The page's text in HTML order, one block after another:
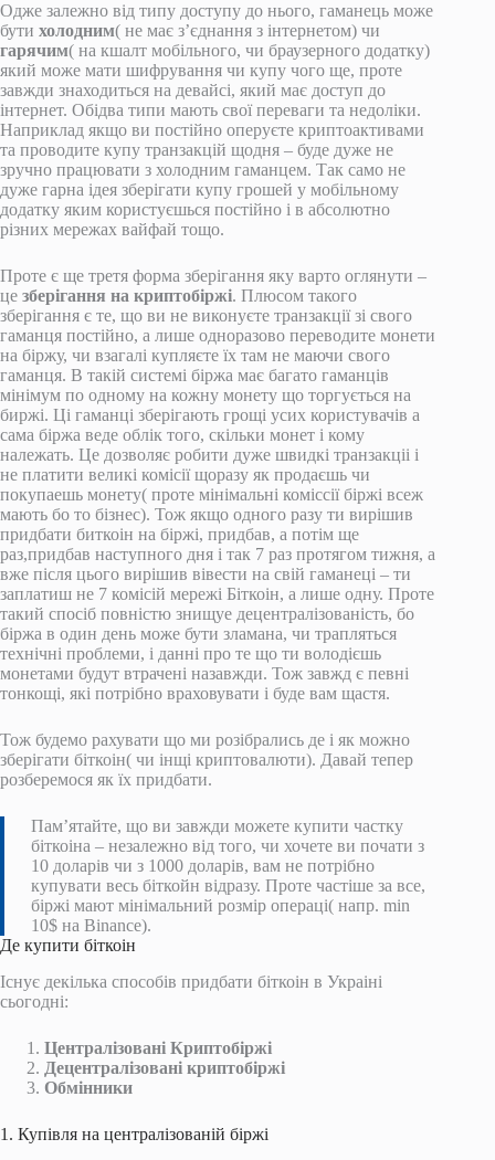
Одже залежно від типу доступу до нього, гаманець може
бути холодним( не має з’єднання з інтернетом) чи
гарячим( на кшалт мобільного, чи браузерного додатку)
який може мати шифрування чи купу чого ще, проте
завжди знаходиться на девайсі, який має доступ до
інтернет. Обідва типи мають свої переваги та недоліки.
Наприклад якщо ви постійно оперуєте криптоактивами
та проводите купу транзакцій щодня – буде дуже не
зручно працювати з холодним гаманцем. Так само не
дуже гарна ідея зберігати купу грошей у мобільному
додатку яким користуєшься постійно і в абсолютно
різних мережах вайфай тощо.
Проте є ще третя форма зберігання яку варто оглянути –
це зберігання на криптобіржі. Плюсом такого
зберігання є те, що ви не виконуєте транзакції зі свого
гаманця постійно, а лише одноразово переводите монети
на біржу, чи взагалі купляєте їх там не маючи свого
гаманця. В такій системі біржа має багато гаманців
мінімум по одному на кожну монету що торгується на
биржі. Ці гаманці зберігають грощі усих користувачів а
сама біржа веде облік того, скільки монет і кому
належать. Це дозволяє робити дуже швидкі транзакціі і
не платити великі комісії щоразу як продаєшь чи
покупаешь монету( проте мінімальні коміссії біржі всеж
мають бо то бізнес). Тож якщо одного разу ти вирішив
придбати биткоін на біржі, придбав, а потім ще
раз,придбав наступного дня і так 7 раз протягом тижня, а
вже після цього вирішив вівести на свій гаманеці – ти
заплатиш не 7 комісій мережі Біткоін, а лише одну. Проте
такий спосіб повністю знищуе децентралізованість, бо
біржа в один день може бути зламана, чи трапляться
технічні проблеми, і данні про те що ти володієшь
монетами будут втрачені назавжди. Тож завжд є певні
тонкощі, які потрібно враховувати і буде вам щастя.
Тож будемо рахувати що ми розібрались де і як можно
зберігати біткоін( чи інщі криптовалюти). Давай тепер
розберемося як їх придбати.
Пам’ятайте, що ви завжди можете купити частку
біткоіна – незалежно від того, чи хочете ви почати з
10 доларів чи з 1000 доларів, вам не потрібно
купувати весь біткойн відразу. Проте частіше за все,
біржі мают мінімальний розмір операці( напр. min
10$ на Binance).
Де купити біткоін
Існує декілька способів придбати біткоін в Украіні
сьогодні:
Централізовані Криптобіржі
Децентралізовані криптобіржі
Обмінники
1. Купівля на централізованій біржі